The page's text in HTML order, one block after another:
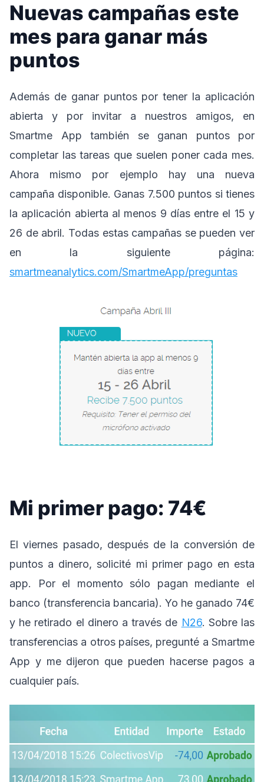
Nuevas campañas este
mes para ganar más
puntos
Además de ganar puntos por tener la aplicación
abierta y por invitar a nuestros amigos, en
Smartme App también se ganan puntos por
completar las tareas que suelen poner cada mes.
Ahora mismo por ejemplo hay una nueva
campaña disponible. Ganas 7.500 puntos si tienes
la aplicación abierta al menos 9 días entre el 15 y
26 de abril. Todas estas campañas se pueden ver
en la siguiente página:
smartmeanalytics.com/SmartmeApp/preguntas
Mi primer pago: 74€
El viernes pasado, después de la conversión de
puntos a dinero, solicité mi primer pago en esta
app. Por el momento sólo pagan mediante el
banco (transferencia bancaria). Yo he ganado 74€
y he retirado el dinero a través de N26. Sobre las
transferencias a otros países, pregunté a Smartme
App y me dijeron que pueden hacerse pagos a
cualquier país.